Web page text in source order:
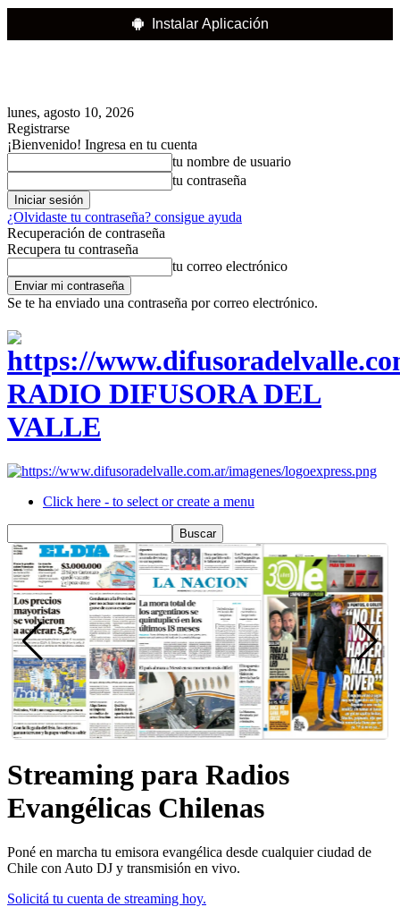
Instalar Aplicación
lunes, agosto 10, 2026
Registrarse
¡Bienvenido! Ingresa en tu cuenta
tu nombre de usuario
tu contraseña
¿Olvidaste tu contraseña? consigue ayuda
Recuperación de contraseña
Recupera tu contraseña
tu correo electrónico
Se te ha enviado una contraseña por correo electrónico.
RADIO DIFUSORA DEL
VALLE
Click here - to select or create a menu
Streaming para Radios
Evangélicas Chilenas
Poné en marcha tu emisora evangélica desde cualquier ciudad de
Chile con Auto DJ y transmisión en vivo.
Solicitá tu cuenta de streaming hoy.